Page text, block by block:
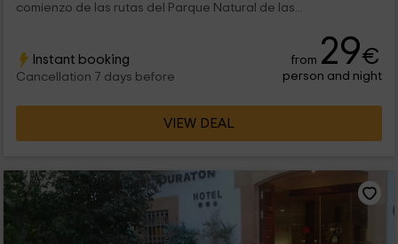
comienzo de las rutas del Parque Natural de las...
Instant booking
Cancellation 7 days before
from 29€
person and night
VIEW DEAL